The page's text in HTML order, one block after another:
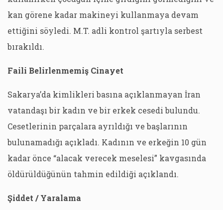
kan görene kadar makineyi kullanmaya devam
ettiğini söyledi. M.T. adli kontrol şartıyla serbest
bırakıldı.
Faili Belirlenmemiş Cinayet
Sakarya’da kimlikleri basına açıklanmayan İran
vatandaşı bir kadın ve bir erkek cesedi bulundu.
Cesetlerinin parçalara ayrıldığı ve başlarının
bulunamadığı açıkladı. Kadının ve erkeğin 10 gün
kadar önce “alacak verecek meselesi” kavgasında
öldürüldüğünün tahmin edildiği açıklandı.
Şiddet / Yaralama